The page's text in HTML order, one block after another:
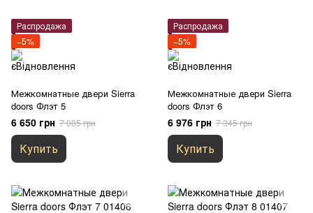
Распродажа
−5%
Межкомнатные двери Sierra
doors Флэт 5
6 650 грн 7 005 грн
Купить
Распродажа
−5%
Межкомнатные двери Sierra
doors Флэт 6
6 976 грн 7 345 грн
Купить